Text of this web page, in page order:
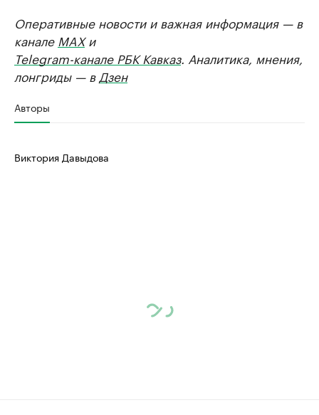
Оперативные новости и важная информация — в
канале MAXи
Telegram-канале РБК Кавказ. Аналитика, мнения,
лонгриды — в Дзен
Авторы
Виктория Давыдова